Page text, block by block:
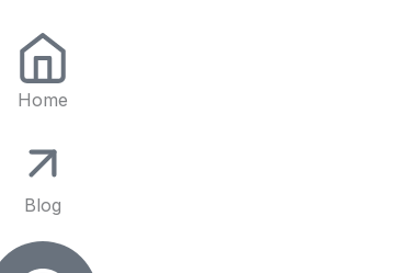
Home
Blog